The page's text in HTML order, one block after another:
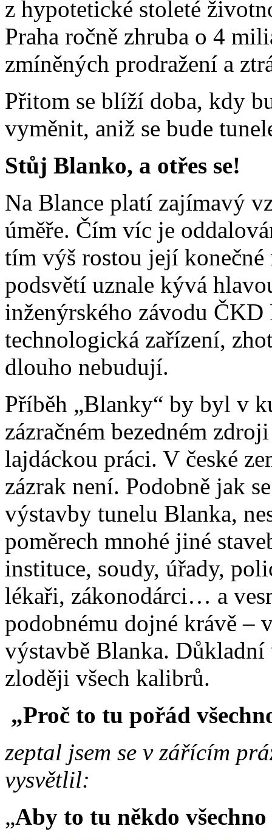
z hypotetické stoleté
Praha ročně zhruba o 4
zmíněných prodražení a
Přitom se blíží doba, kdy
vyměnit, aniž se bude
Stůj Blanko, a otřes se!
Na Blance platí zajímavý
úměře. Čím víc je
tím výš rostou její konečné
podsvětí uznale kývá
inženýrského závodu ČKD
technologická zařízení,
dlouho nebudují.
Příběh „Blanky“ by byl v
zázračném bezedném
lajdáckou práci. V české
zázrak není. Podobně jak
výstavby tunelu Blanka,
poměrech mnohé jiné
instituce, soudy, úřady,
lékaři, zákonodárci… a
podobnému dojné krávě –
výstavbě Blanka.
zloději všech kalibrů.
„Proč to tu pořád
zeptal jsem se v zářícím
vysvětlil:
„Aby to tu někdo